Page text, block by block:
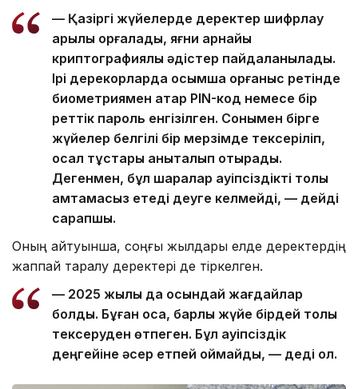
— Қазіргі жүйелерде деректер шифрлау
арқылы қорғалады, яғни арнайы
криптографиялық әдістер пайдаланылады.
Ірі дерекқорларда қосымша қорғаныс ретінде
биометриямен қатар PIN-код немесе бір
реттік пароль енгізілген. Сонымен бірге
жүйелер белгілі бір мерзімде тексеріліп,
осал тұстары анықталып отырады.
Дегенмен, бұл шаралар қауіпсіздікті толық
қамтамасыз етеді деуге келмейді, — дейді
сарапшы.
Оның айтуынша, соңғы жылдары елде деректердің
жаппай таралу деректері де тіркелген.
— 2025 жылы да осындай жағдайлар
болды. Бұған қоса, барлық жүйе бірдей толық
тексеруден өтпеген. Бұл қауіпсіздік
деңгейіне әсер етпей қоймайды, — деді ол.